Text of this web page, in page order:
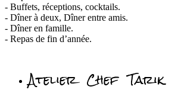
- Buffets, réceptions, cocktails.
- Dîner à deux, Dîner entre amis.
- Dîner en famille.
- Repas de fin d’année.
Atelier Chef Tarik